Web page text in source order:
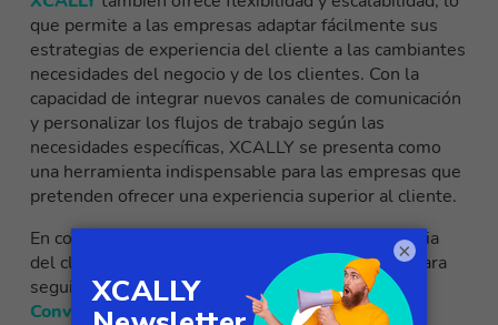
que permite a las empresas adaptar fácilmente sus
estrategias de experiencia del cliente a las cambiantes
necesidades del negocio y de los clientes. Con la
capacidad de integrar nuevos canales de comunicación
y personalizar los flujos de trabajo según las
necesidades específicas, XCALLY se presenta como
una herramienta indispensable para las empresas que
pretenden ofrecer una experiencia superior al cliente.
En conclusión, aplicar una estrategia de experiencia
del cliente omnicanal personalizada es esencial para
seguir siendo competitivo en el mercado actual.
Convertirse en socio de XCALL Y es el enfoque
×